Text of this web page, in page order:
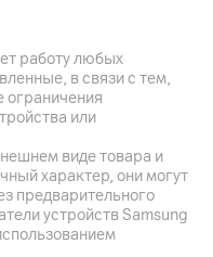
работу любых
в связи с тем,
ограничения
или
виде товара и
характер, они могут
предварительного
устройств Samsung